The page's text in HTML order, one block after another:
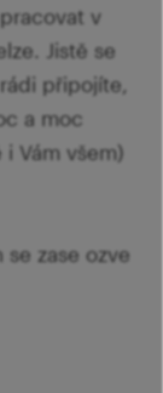
v
Jistě se
připojíte,
a moc
Vám všem)
zase ozve